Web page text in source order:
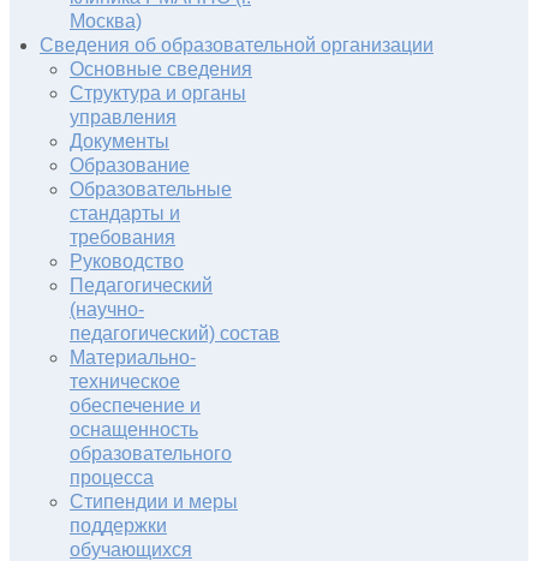
Москва)
Сведения об образовательной организации
Основные сведения
Структура и органы
управления
Документы
Образование
Образовательные
стандарты и
требования
Руководство
Педагогический
(научно-
педагогический) состав
Материально-
техническое
обеспечение и
оснащенность
образовательного
процесса
Стипендии и меры
поддержки
обучающихся